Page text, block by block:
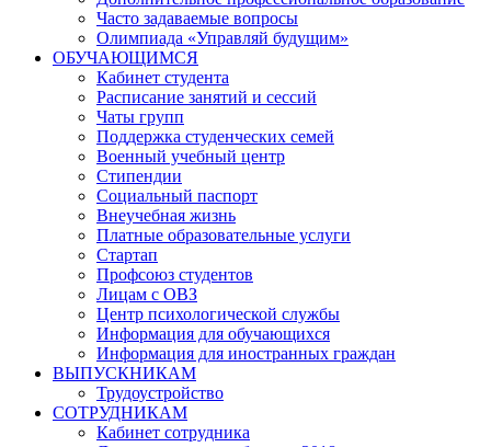
Часто задаваемые вопросы
Олимпиада «Управляй будущим»
ОБУЧАЮЩИМСЯ
Кабинет студента
Расписание занятий и сессий
Чаты групп
Поддержка студенческих семей
Военный учебный центр
Стипендии
Социальный паспорт
Внеучебная жизнь
Платные образовательные услуги
Стартап
Профсоюз студентов
Лицам с ОВЗ
Центр психологической службы
Информация для обучающихся
Информация для иностранных граждан
ВЫПУСКНИКАМ
Трудоустройство
СОТРУДНИКАМ
Кабинет сотрудника